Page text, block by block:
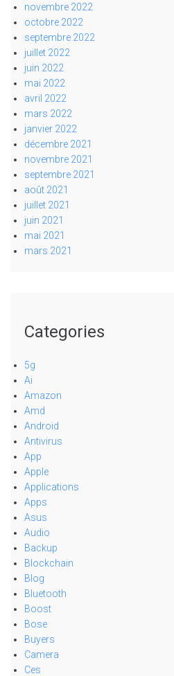
novembre 2022
octobre 2022
septembre 2022
juillet 2022
juin 2022
mai 2022
avril 2022
mars 2022
janvier 2022
décembre 2021
novembre 2021
septembre 2021
août 2021
juillet 2021
juin 2021
mai 2021
mars 2021
Categories
5g
Ai
Amazon
Amd
Android
Antivirus
App
Apple
Applications
Apps
Asus
Audio
Backup
Blockchain
Blog
Bluetooth
Boost
Bose
Buyers
Camera
Ces